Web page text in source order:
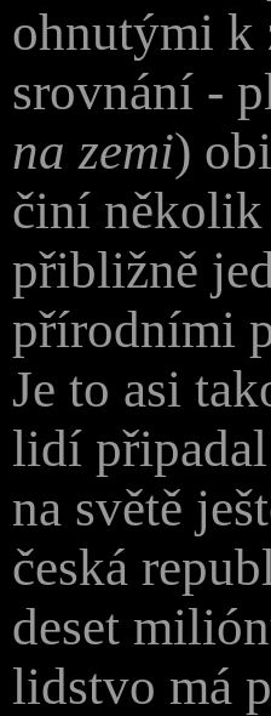
ohnutými k
srovnání -
na zemi)
činí několik
přibližně
přírodními
Je to asi
lidí
na světě
česká
deset
lidstvo má